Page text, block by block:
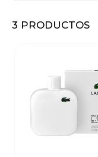
8 .
audifonos
refrigerador
3 PRODUCTOS